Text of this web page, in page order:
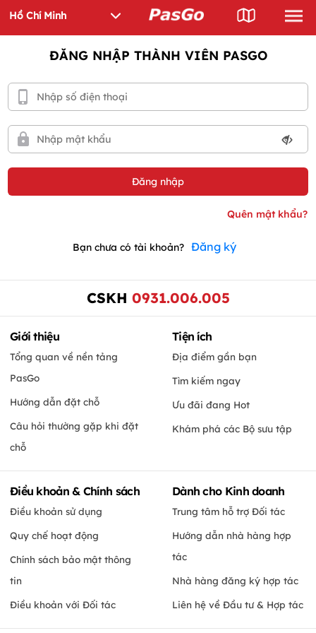
ĐĂNG NHẬP THÀNH VIÊN PASGO
Bạn chưa có tài khoản? Đăng ký
CSKH 0931.006.005
Giới thiệu
Tổng quan về nền tảng
PasGo
Hướng dẫn đặt chỗ
Câu hỏi thường gặp khi đặt
chỗ
Tiện ích
Địa điểm gần bạn
Tìm kiếm ngay
Ưu đãi đang Hot
Khám phá các Bộ sưu tập
Điều khoản & Chính sách
Điều khoản sử dụng
Quy chế hoạt động
Chính sách bảo mật thông
tin
Điều khoản với Đối tác
Dành cho Kinh doanh
Trung tâm hỗ trợ Đối tác
Hướng dẫn nhà hàng hợp
tác
Nhà hàng đăng ký hợp tác
Liên hệ về Đầu tư & Hợp tác